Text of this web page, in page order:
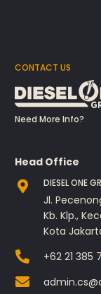
CONTACT US
Need More Info?
Head Office
DIESEL ONE
Jl.
Kb. Klp.,
Kota
+62 21 385